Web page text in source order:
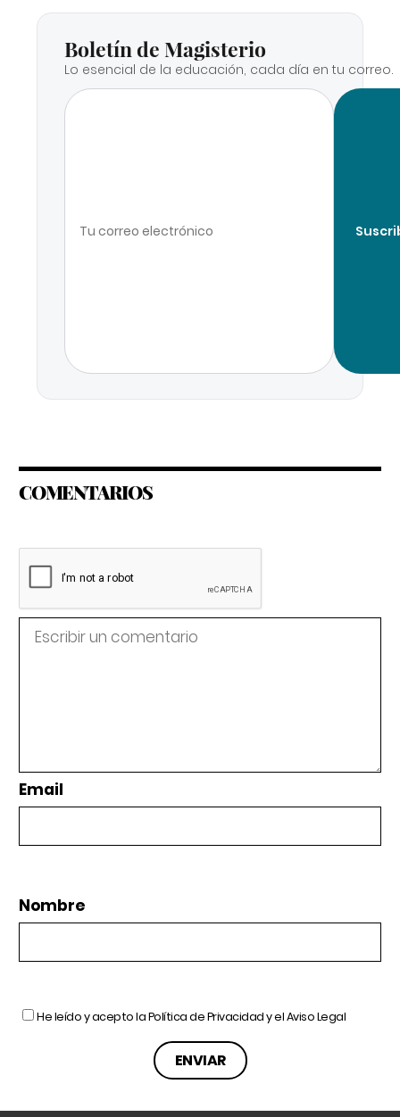
Boletín de Magisterio
Lo esencial de la educación, cada día en tu correo.
COMENTARIOS
Email
Nombre
He leído y acepto laPolítica de Privacidady elAviso Legal